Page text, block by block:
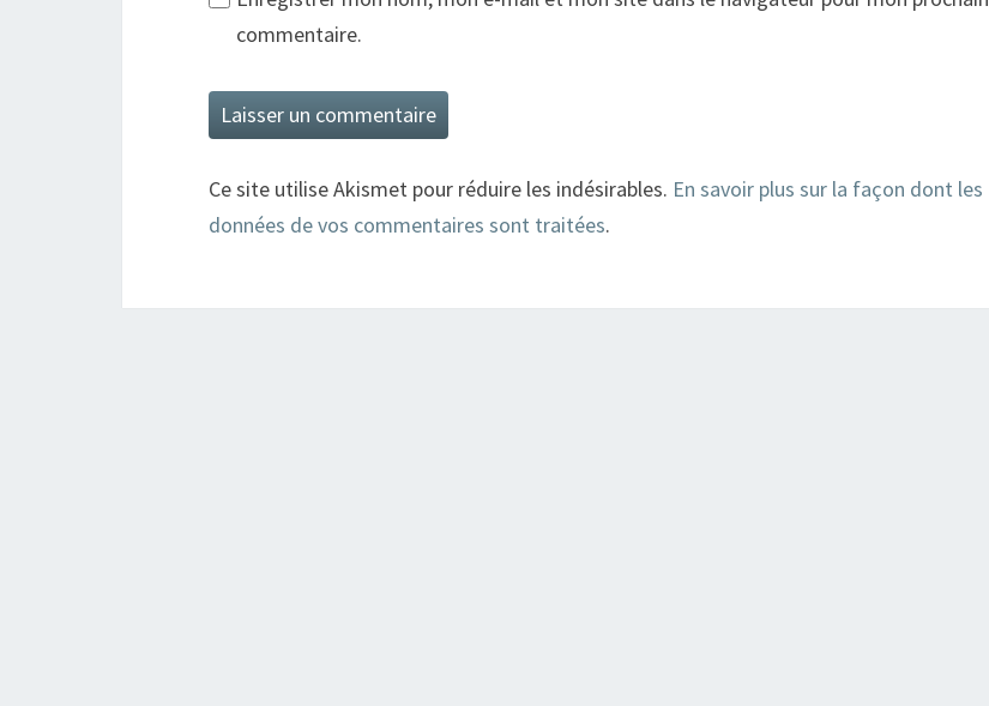
commentaire.
Ce site utilise Akismet pour réduire les indésirables. En savoir plus sur la façon dont les
données de vos commentaires sont traitées.